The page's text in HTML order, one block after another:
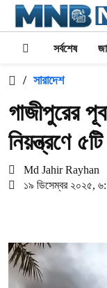
সর্বশেষ
/ সারাদেশ
গাজীপুরের
নিয়ন্ত্রণে
Md Jahir Rayhan
১৯ ডিসেম্বর ২০২৫,